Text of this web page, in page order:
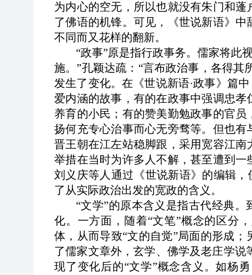
为内心的空无，所以也就没有朱门和
了佛语的机锋。可见，《世说新语》
不同而又花样的翻新。
“政事”原是指行政事务。儒家将此
施。”孔颖达疏：“言布政治事，各得其
发生了变化。在《世说新语·政事》篇
爱内涵的故事，有的在政事中强调忠
养育的小民；有的赞美勤勉政事的官
扬何充专心治事而心无旁骛等。但也
晋王朝在江左站稳脚跟，采用宽容江
举措在当时为许多人不解，甚至遭到
刘义庆等人通过《世说新语》的编辑，
了从实际政治出发的宽政的含义。
“文学”的原本含义是指古代经典
化。一方面，随着“文笔”概念的区分
体，从而导致“文的自觉”局面的形成
了儒家文章外，玄学、佛学及老庄学说
现了变化后的“文学”概念含义。如杨